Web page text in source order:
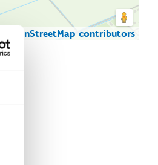
© OpenStreetMap contributors